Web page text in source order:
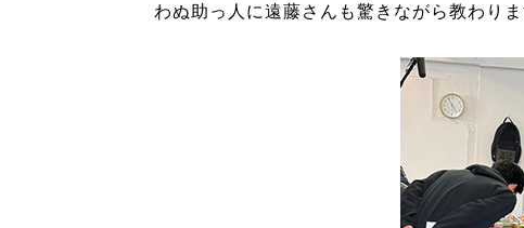
わぬ助っ人に遠藤さんも驚きながら教わり